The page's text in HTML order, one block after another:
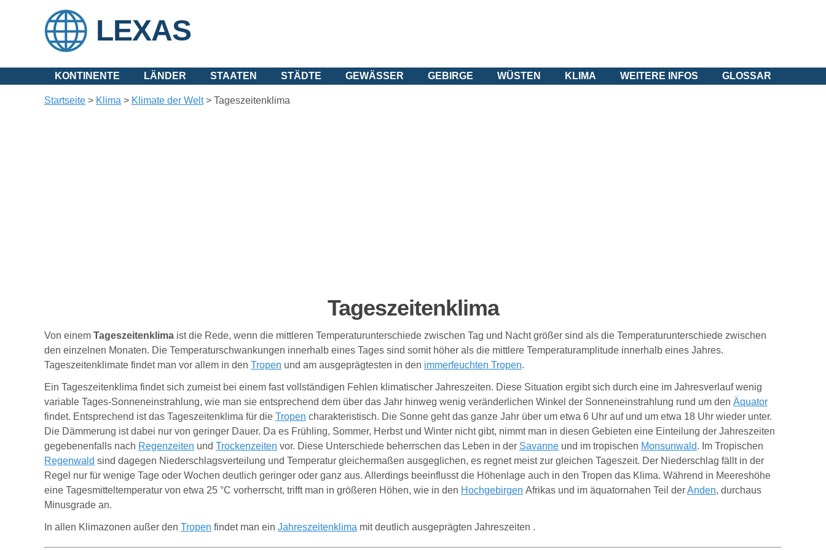
LEXAS
KONTINENTE LÄNDER STAATEN STÄDTE GEWÄSSER GEBIRGE WÜSTEN KLIMA WEITERE INFOS GLOSSAR
Startseite > Klima > Klimate der Welt> Tageszeitenklima
Tageszeitenklima
Von einem Tageszeitenklima ist die Rede, wenn die mittleren Temperaturunterschiede zwischen Tag und Nacht größer sind als die Temperaturunterschiede zwischen
den einzelnen Monaten. Die Temperaturschwankungen innerhalb eines Tages sind somit höher als die mittlere Temperaturamplitude innerhalb eines Jahres.
Tageszeitenklimate findet man vor allem in den Tropen und am ausgeprägtesten in den immerfeuchten Tropen.
Ein Tageszeitenklima findet sich zumeist bei einem fast vollständigen Fehlen klimatischer Jahreszeiten. Diese Situation ergibt sich durch eine im Jahresverlauf wenig
variable Tages-Sonneneinstrahlung, wie man sie entsprechend dem über das Jahr hinweg wenig veränderlichen Winkel der Sonneneinstrahlung rund um den Äquator
findet. Entsprechend ist das Tageszeitenklima für die Tropen charakteristisch. Die Sonne geht das ganze Jahr über um etwa 6 Uhr auf und um etwa 18 Uhr wieder unter.
Die Dämmerung ist dabei nur von geringer Dauer. Da es Frühling, Sommer, Herbst und Winter nicht gibt, nimmt man in diesen Gebieten eine Einteilung der Jahreszeiten
gegebenenfalls nach Regenzeiten und Trockenzeiten vor. Diese Unterschiede beherrschen das Leben in der Savanne und im tropischen Monsunwald. Im Tropischen
Regenwald sind dagegen Niederschlagsverteilung und Temperatur gleichermaßen ausgeglichen, es regnet meist zur gleichen Tageszeit. Der Niederschlag fällt in der
Regel nur für wenige Tage oder Wochen deutlich geringer oder ganz aus. Allerdings beeinflusst die Höhenlage auch in den Tropen das Klima. Während in Meereshöhe
eine Tagesmitteltemperatur von etwa 25 °C vorherrscht, trifft man in größeren Höhen, wie in den Hochgebirgen Afrikas und im äquatornahen Teil derAnden, durchaus
Minusgrade an.
n allen Klimazonen außer den Tropen findet man ein Jahreszeitenklima mit deutlich ausgeprägten Jahreszeiten .